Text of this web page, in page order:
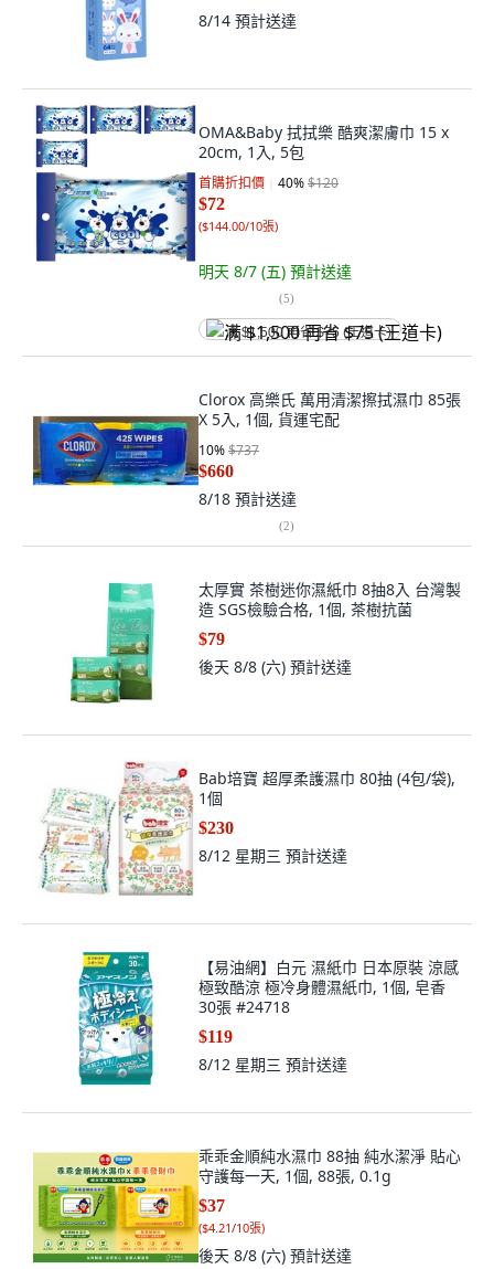
8/14 預計送達
OMA&Baby 拭拭樂 酷爽潔膚巾 15 x
20cm, 1入, 5包
首購折扣價 40%$120
$72
($144.00/10張)
明天 8/7 (五) 預計送達
(5)
满 $1,500 再省 $75 (王道卡)
Clorox 高樂氏 萬用清潔擦拭濕巾 85張
X 5入, 1個, 貨運宅配
10%$737
$660
8/18 預計送達
(2)
太厚實 茶樹迷你濕紙巾 8抽8入 台灣製
造 SGS檢驗合格, 1個, 茶樹抗菌
$79
後天 8/8 (六) 預計送達
Bab培寶 超厚柔護濕巾 80抽 (4包/袋),
1個
$230
8/12 星期三 預計送達
【易油網】白元 濕紙巾 日本原裝 涼感
極致酷涼 極冷身體濕紙巾, 1個, 皂香
30張 #24718
$119
8/12 星期三 預計送達
乖乖金順純水濕巾 88抽 純水潔淨 貼心
守護每一天, 1個, 88張, 0.1g
$37
($4.21/10張)
後天 8/8 (六) 預計送達